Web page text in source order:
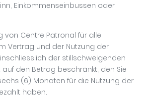
Einkommenseinbussen oder
von Centre Patronal für alle
Vertrag und der Nutzung der
der stillschweigenden
den Betrag beschränkt, den Sie
(6) Monaten für die Nutzung der
haben.